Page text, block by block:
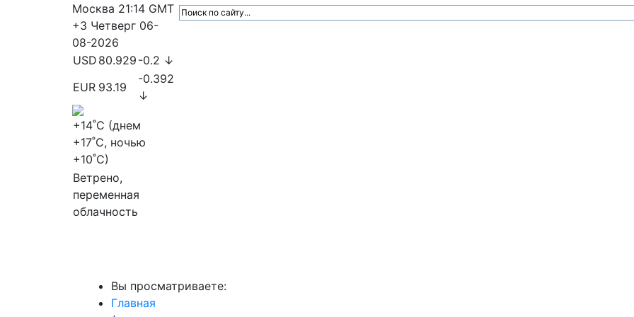
Москва 21:14 GMT
+3 Четверг 06-
08-2026
USD 80.929 -0.2 ↓
EUR 93.19
-0.392
↓
+14˚C (днем
+17˚C, ночью
+10˚C)
Ветрено,
переменная
облачность
Вы просматриваете:
Главная